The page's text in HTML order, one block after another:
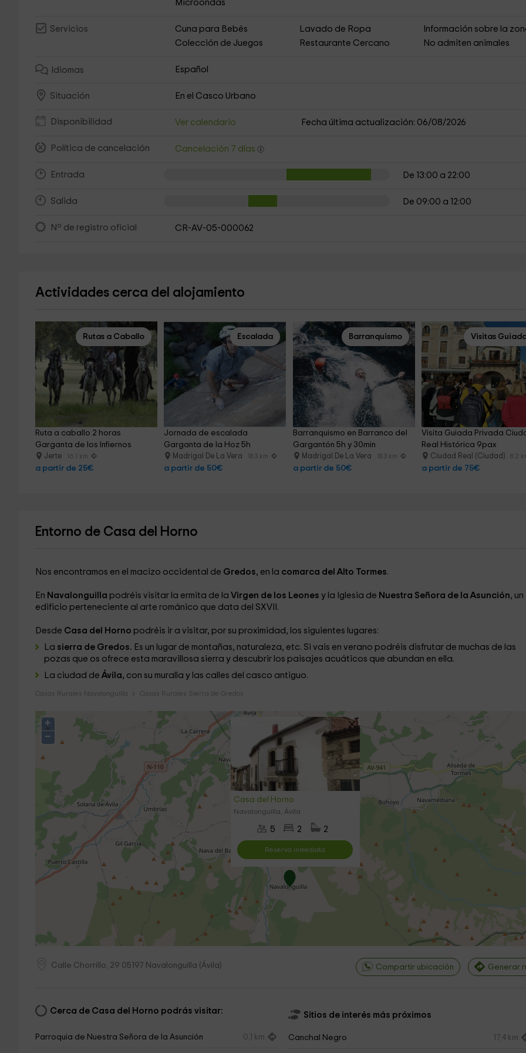
Microondas
Servicios Cuna para Bebés Lavado de Ropa
Información sobre la
Colección de Juegos
Restaurante Cercano No admiten animales
Idiomas Español
Situación En el Casco Urbano
Disponibilidad Ver calendario Fecha última actualización: 06/08/2026
Política de cancelación Cancelación 7 días
Entrada De 13:00 a 22:00
Salida De 09:00 a 12:00
Nº de registro oficial CR-AV-05-000062
Actividades cerca del alojamiento
Rutas a Caballo
Ruta a caballo 2 horas
Garganta de los Infiernos
Jerte 16.1 km
a partir de 25€
Escalada
Jornada de escalada
Garganta de la Hoz 5h
Madrigal De La Vera 18.3 km
a partir de 50€
Barranquismo
Barranquismo en Barranco del
Gargantón 5h y 30min
Madrigal De La Vera 18.3 km
a partir de 50€
Visitas
Visita Guiada Privada
Real Histórica 9pax
Ciudad Real (Ciudad) 8.2
a partir de 75€
Entorno de Casa del Horno
Nos encontramos en el macizo occidental de Gredos, en la comarca del Alto Tormes.
En Navalonguilla podréis visitar la ermita de la Virgen de los Leones y la Iglesia de Nuestra Señora de la Asunción, un
edificio perteneciente al arte románico que data del SXVII.
Desde Casa del Horno podréis ir a visitar, por su proximidad, los siguientes lugares:
La sierra de Gredos. Es un lugar de montañas, naturaleza, etc. Si vais en verano podréis disfrutar de muchas de las
pozas que os ofrece esta maravillosa sierra y descubrir los paisajes acuáticos que abundan en ella.
La ciudad de Ávila, con su muralla y las calles del casco antiguo.
Casas Rurales Navalonguilla Casas Rurales Sierra de Gredos
Casa del Horno
Navalonguilla, Ávila
5 2 2
Reserva inmediata
+
−
Calle Chorrillo, 29 05197 Navalonguilla (Ávila) Compartir ubicación Generar
Cerca de Casa del Horno podrás visitar:
Parroquia de Nuestra Señora de la Asunción 0,1 km
Sitios de interés más próximos
Canchal Negro 17,4 km